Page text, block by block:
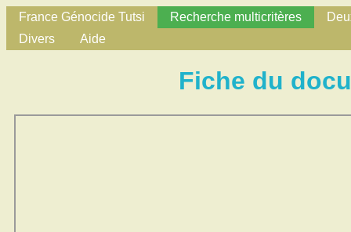
France Génocide Tutsi Recherche multicritères
Divers
Aide
Fiche du